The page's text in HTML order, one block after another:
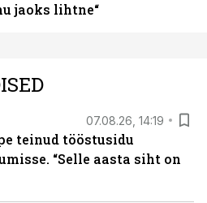
jaoks lihtne“
07.08.26, 14:19
teinud tööstusidu
“Selle aasta siht on